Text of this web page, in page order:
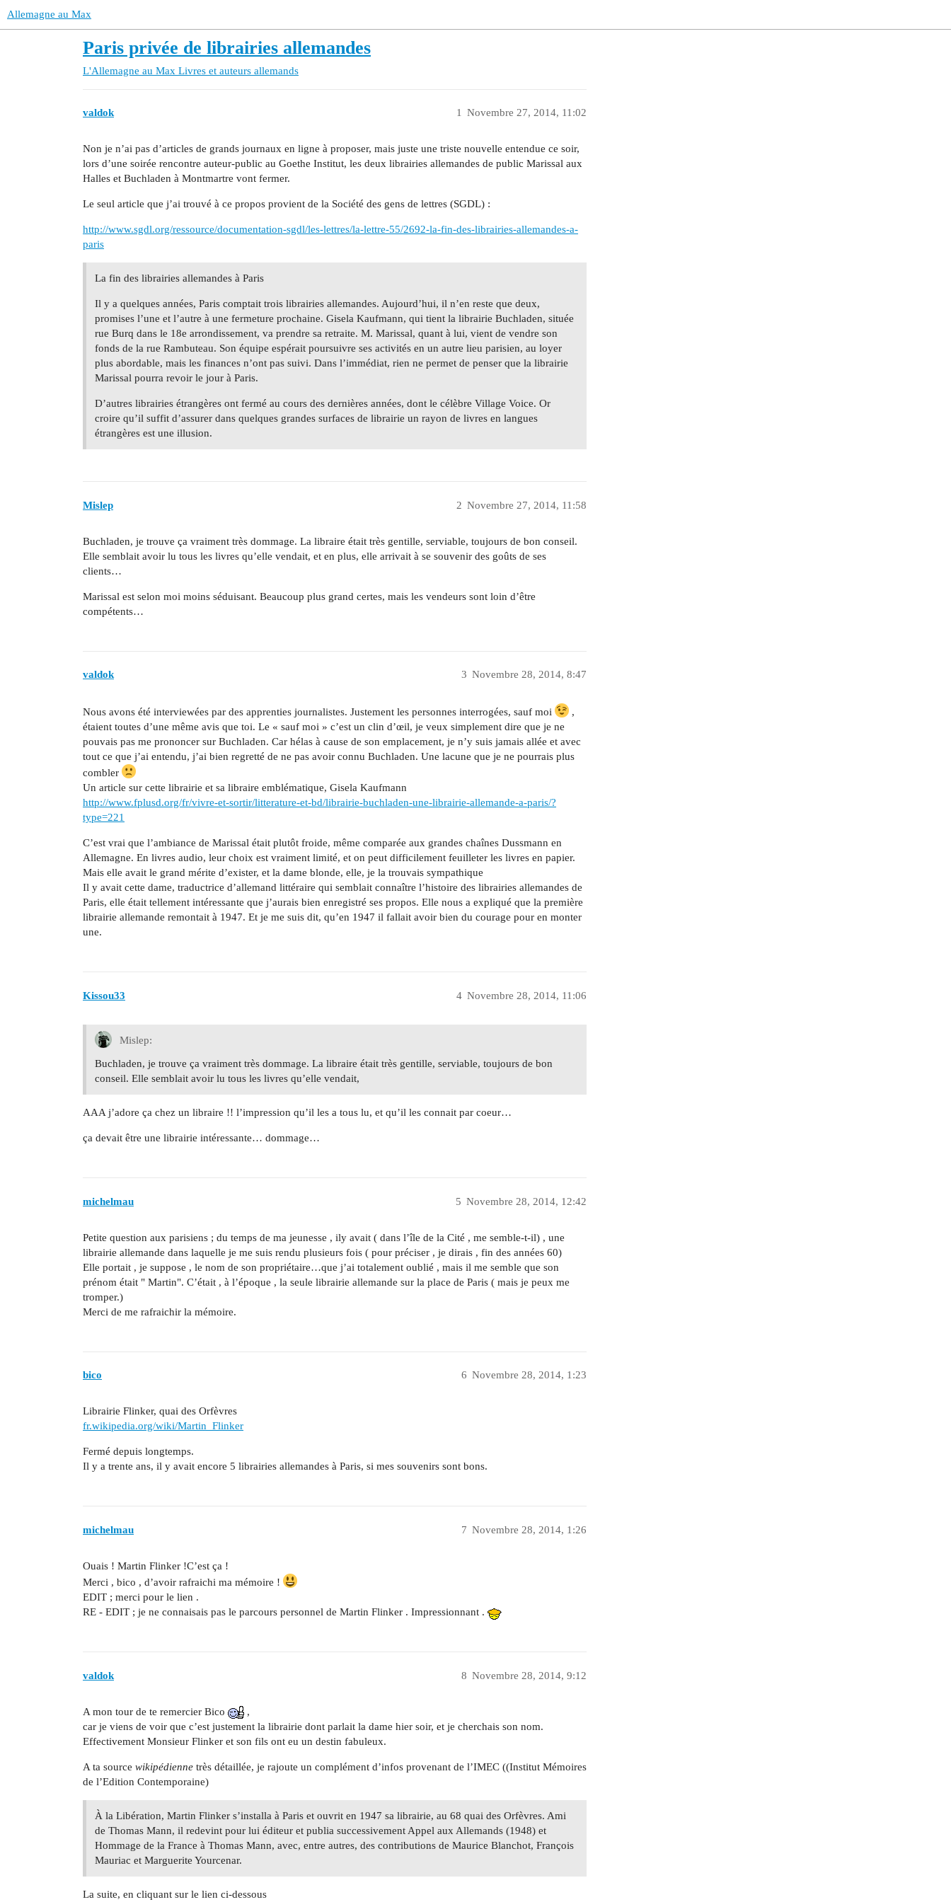
Allemagne au Max
Paris privée de librairies allemandes
L'Allemagne au Max Livres et auteurs allemands
valdok Novembre 27, 2014, 11:02
1
Non je n’ai pas d’articles de grands journaux en ligne à proposer, mais juste une triste nouvelle entendue ce soir,
lors d’une soirée rencontre auteur-public au Goethe Institut, les deux librairies allemandes de public Marissal aux
Halles et Buchladen à Montmartre vont fermer.
Le seul article que j’ai trouvé à ce propos provient de la Société des gens de lettres (SGDL) :
http://www.sgdl.org/ressource/documentation-sgdl/les-lettres/la-lettre-55/2692-la-fin-des-librairies-allemandes-a-
paris
La fin des librairies allemandes à Paris
Il y a quelques années, Paris comptait trois librairies allemandes. Aujourd’hui, il n’en reste que deux,
promises l’une et l’autre à une fermeture prochaine. Gisela Kaufmann, qui tient la librairie Buchladen, située
rue Burq dans le 18e arrondissement, va prendre sa retraite. M. Marissal, quant à lui, vient de vendre son
fonds de la rue Rambuteau. Son équipe espérait poursuivre ses activités en un autre lieu parisien, au loyer
plus abordable, mais les finances n’ont pas suivi. Dans l’immédiat, rien ne permet de penser que la librairie
Marissal pourra revoir le jour à Paris.
D’autres librairies étrangères ont fermé au cours des dernières années, dont le célèbre Village Voice. Or
croire qu’il suffit d’assurer dans quelques grandes surfaces de librairie un rayon de livres en langues
étrangères est une illusion.
Mislep Novembre 27, 2014, 11:58
2
Buchladen, je trouve ça vraiment très dommage. La libraire était très gentille, serviable, toujours de bon conseil.
Elle semblait avoir lu tous les livres qu’elle vendait, et en plus, elle arrivait à se souvenir des goûts de ses
clients…
Marissal est selon moi moins séduisant. Beaucoup plus grand certes, mais les vendeurs sont loin d’être
compétents…
valdok Novembre 28, 2014, 8:47
3
Nous avons été interviewées par des apprenties journalistes. Justement les personnes interrogées, sauf moi
,
étaient toutes d’une même avis que toi. Le « sauf moi » c’est un clin d’œil, je veux simplement dire que je ne
pouvais pas me prononcer sur Buchladen. Car hélas à cause de son emplacement, je n’y suis jamais allée et avec
tout ce que j’ai entendu, j’ai bien regretté de ne pas avoir connu Buchladen. Une lacune que je ne pourrais plus
combler
Un article sur cette librairie et sa libraire emblématique, Gisela Kaufmann
http://www.fplusd.org/fr/vivre-et-sortir/litterature-et-bd/librairie-buchladen-une-librairie-allemande-a-paris/?
type=221
C’est vrai que l’ambiance de Marissal était plutôt froide, même comparée aux grandes chaînes Dussmann en
Allemagne. En livres audio, leur choix est vraiment limité, et on peut difficilement feuilleter les livres en papier.
Mais elle avait le grand mérite d’exister, et la dame blonde, elle, je la trouvais sympathique
Il y avait cette dame, traductrice d’allemand littéraire qui semblait connaître l’histoire des librairies allemandes de
Paris, elle était tellement intéressante que j’aurais bien enregistré ses propos. Elle nous a expliqué que la première
librairie allemande remontait à 1947. Et je me suis dit, qu’en 1947 il fallait avoir bien du courage pour en monter
une.
Kissou33 Novembre 28, 2014, 11:06
4
Mislep:
Buchladen, je trouve ça vraiment très dommage. La libraire était très gentille, serviable, toujours de bon
conseil. Elle semblait avoir lu tous les livres qu’elle vendait,
AAA j’adore ça chez un libraire !! l’impression qu’il les a tous lu, et qu’il les connait par coeur…
ça devait être une librairie intéressante… dommage…
michelmau Novembre 28, 2014, 12:42
5
Petite question aux parisiens ; du temps de ma jeunesse , ily avait ( dans l’île de la Cité , me semble-t-il) , une
librairie allemande dans laquelle je me suis rendu plusieurs fois ( pour préciser , je dirais , fin des années 60)
Elle portait , je suppose , le nom de son propriétaire…que j’ai totalement oublié , mais il me semble que son
prénom était " Martin". C’était , à l’époque , la seule librairie allemande sur la place de Paris ( mais je peux me
tromper.)
Merci de me rafraichir la mémoire.
bico Novembre 28, 2014, 1:23
6
Librairie Flinker, quai des Orfèvres
fr.wikipedia.org/wiki/Martin_Flinker
Fermé depuis longtemps.
Il y a trente ans, il y avait encore 5 librairies allemandes à Paris, si mes souvenirs sont bons.
michelmau Novembre 28, 2014, 1:26
7
Ouais ! Martin Flinker !C’est ça !
Merci , bico , d’avoir rafraichi ma mémoire !
EDIT ; merci pour le lien .
RE - EDIT ; je ne connaisais pas le parcours personnel de Martin Flinker . Impressionnant .
valdok Novembre 28, 2014, 9:12
8
A mon tour de te remercier Bico
,
car je viens de voir que c’est justement la librairie dont parlait la dame hier soir, et je cherchais son nom.
Effectivement Monsieur Flinker et son fils ont eu un destin fabuleux.
A ta source wikipédienne très détaillée, je rajoute un complément d’infos provenant de l’IMEC ((Institut Mémoires
de l’Edition Contemporaine)
À la Libération, Martin Flinker s’installa à Paris et ouvrit en 1947 sa librairie, au 68 quai des Orfèvres. Ami
de Thomas Mann, il redevint pour lui éditeur et publia successivement Appel aux Allemands (1948) et
Hommage de la France à Thomas Mann, avec, entre autres, des contributions de Maurice Blanchot, François
Mauriac et Marguerite Yourcenar.
La suite, en cliquant sur le lien ci-dessous